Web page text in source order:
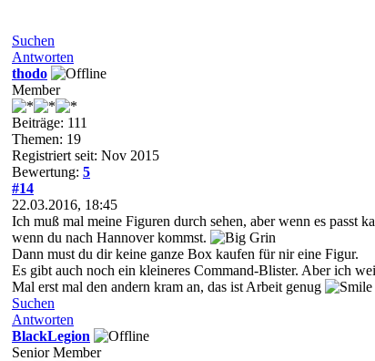
Suchen
Antworten
thodo
Member
Beiträge: 111
Themen: 19
Registriert seit: Nov 2015
Bewertung: 5
#14
22.03.2016, 18:45
Ich muß mal meine Figuren durch sehen, aber wenn es passt
wenn du nach Hannover kommst.
Dann must du dir keine ganze Box kaufen für nir eine Figur.
Es gibt auch noch ein kleineres Command-Blister. Aber ich
Mal erst mal den andern kram an, das ist Arbeit genug
Suchen
Antworten
BlackLegion
Senior Member